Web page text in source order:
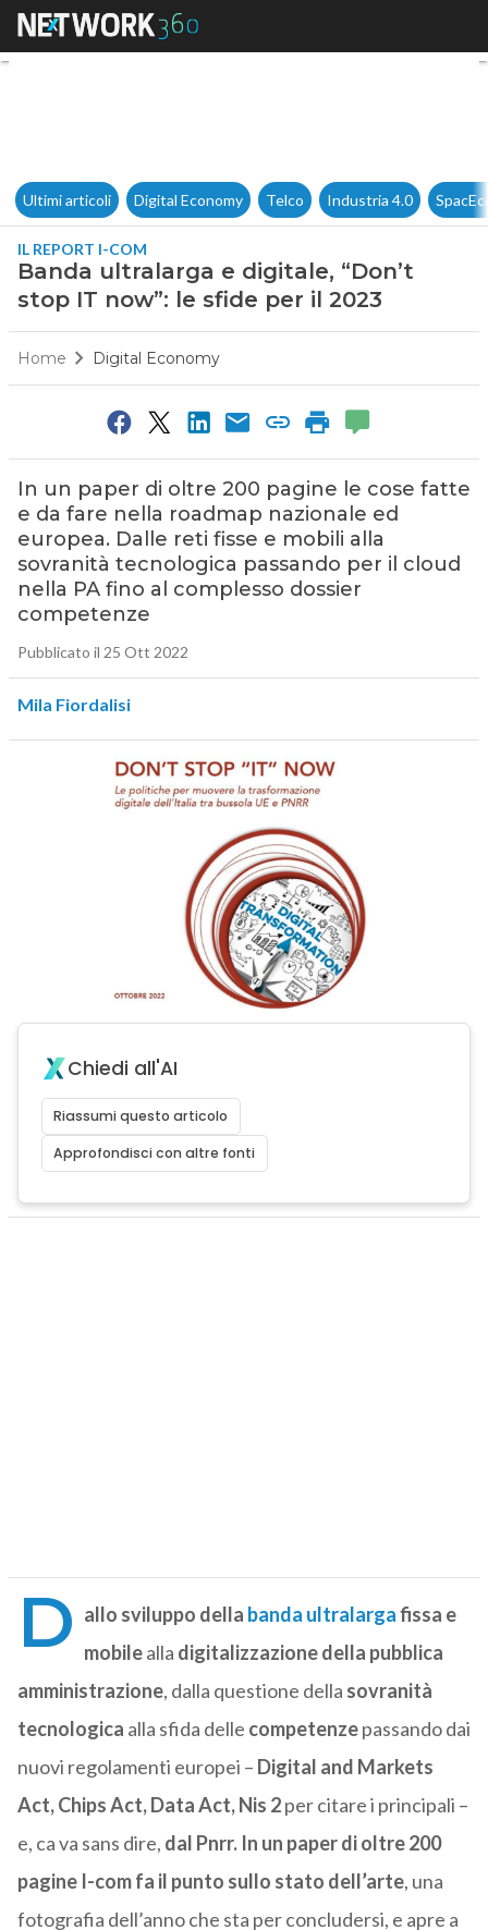
Banda ultralarga e digitale,
Ultimi articoli Digital Economy Telco Industria 4.0
IL REPORT I-COM
Banda ultralarga e digitale, “Don’t
stop IT now”: le sfide per il 2023
Home Digital Economy
In un paper di oltre 200 pagine le cose fatte
e da fare nella roadmap nazionale ed
europea. Dalle reti fisse e mobili alla
sovranità tecnologica passando per il cloud
nella PA fino al complesso dossier
competenze
Pubblicato il 25 Ott 2022
Mila Fiordalisi
Chiedi all'AI
Riassumi questo articolo
Approfondisci con altre fonti
D allo sviluppo della banda ultralargafissa e
mobilealla digitalizzazione della pubblica
amministrazione, dalla questione della sovranità
tecnologica alla sfida delle competenzepassando dai
nuovi regolamenti europei – Digital and Markets
Act, Chips Act, Data Act, Nis 2per citare i principali –
e, ca va sans dire, dal Pnrr. In un paper di oltre 200
pagine I-com fa il punto sullo stato dell’arte, una
fotografia dell’anno che sta per concludersi, e apre a